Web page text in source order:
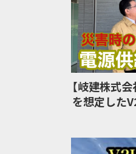
【岐建株式
を想定した